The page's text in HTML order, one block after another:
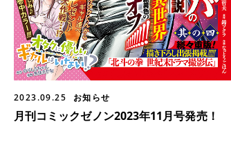
2023.09.25 お知らせ
月刊コミックゼノン2023年11月号発売！